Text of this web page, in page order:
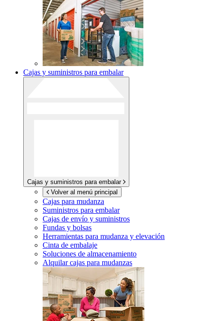
Cajas y suministros para embalar
Cajas y suministros para embalar
Volver al menú principal
Cajas para mudanza
Suministros para embalar
Cajas de envío y suministros
Fundas y bolsas
Herramientas para mudanza y elevación
Cinta de embalaje
Soluciones de almacenamiento
Alquilar cajas para mudanzas